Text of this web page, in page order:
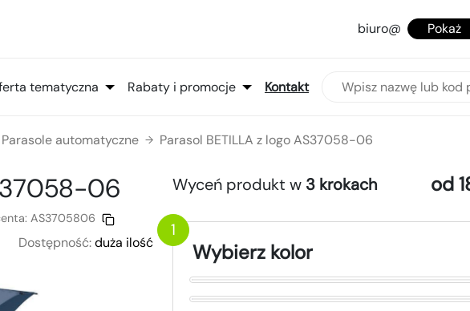
biuro@ Pokaż
tematyczna Rabaty i promocje Kontakt
Parasole automatyczne → Parasol BETILLA z logo AS37058-06
06
AS3705806
Dostępność:duża ilość
Wyceń produkt w 3 krokach od
1
Wybierz kolor